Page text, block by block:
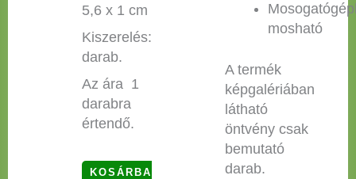
5,6 x 1 cm
Kiszerelés:
darab.
Az ára 1
darabra
értendő.
KOSÁRBA
mosható
A termék
képgalériában
látható
öntvény csak
bemutató
darab.